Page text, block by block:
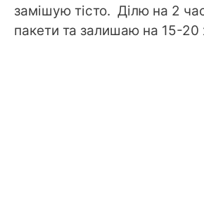
замішую тісто. Ділю на 2
пакети та залишаю на 15-20